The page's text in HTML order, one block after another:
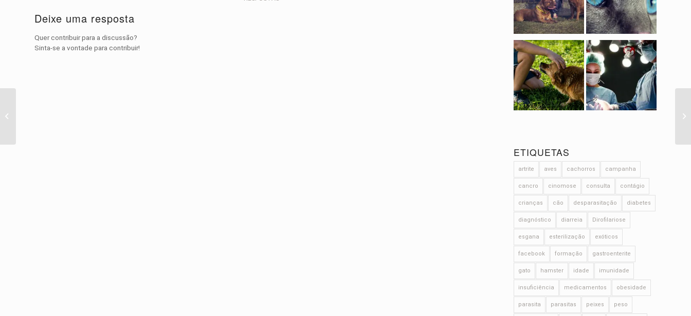
Deixe uma resposta
Quer contribuir para a discussão?
Sinta-se a vontade para contribuir!
ETIQUETAS
artrite aves cachorros campanha
cancro cinomose consulta contágio
crianças cão desparasitação diabetes
diagnóstico diarreia Dirofilariose
esgana esterilização exóticos
facebook formação gastroenterite
gato hamster idade imunidade
insuficiência medicamentos obesidade
parasita parasitas peixes peso